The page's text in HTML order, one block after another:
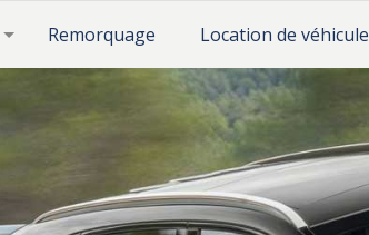
Remorquage Location de véhicule